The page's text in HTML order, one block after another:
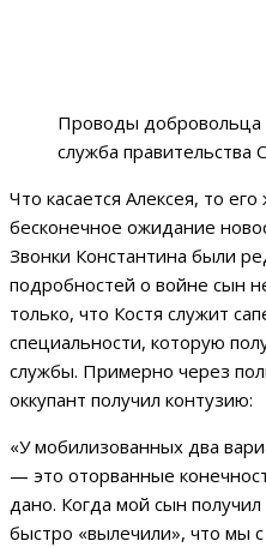
Проводы добровольца
служба правительства
Что касается Алексея, то
бесконечное ожидание
Звонки Константина были
подробностей о войне сын
только, что Костя служит
специальности, которую
службы. Примерно через
оккупант получил контузию:
«У мобилизованных два
— это оторванные
дано. Когда мой сын
быстро «вылечили», что мы